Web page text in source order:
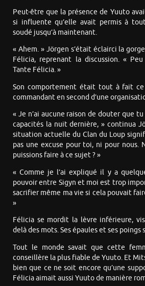
Peut-être que la présence de Yuuto
si influente qu’elle avait permis à
soudé jusqu’à maintenant.
« Ahem. » Jörgen s’était éclairci la
Félicia, reprenant la discussion. «
Tante Félicia. »
Son comportement était tout à fait ce
commandant en second d’une
« Je n’ai aucune raison de douter que
capacités la nuit dernière, » continua
situation actuelle du Clan du Loup
pas une excuse pour toi, ni pour nous.
puissions faire à ce sujet ? »
« Comme je l’ai expliqué il y a
pouvoir entre Sigyn et moi est trop
sacrifier même ma vie si cela pouvait
»
Félicia se mordit la lèvre inférieure,
delà des mots. Ses épaules et ses
Tout le monde savait que cette
conseillère la plus fiable de Yuuto. Et
bien que ce ne soit encore qu’une
Félicia aimait aussi Yuuto de manière